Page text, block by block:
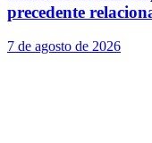
precedente
7 de agosto de 2026